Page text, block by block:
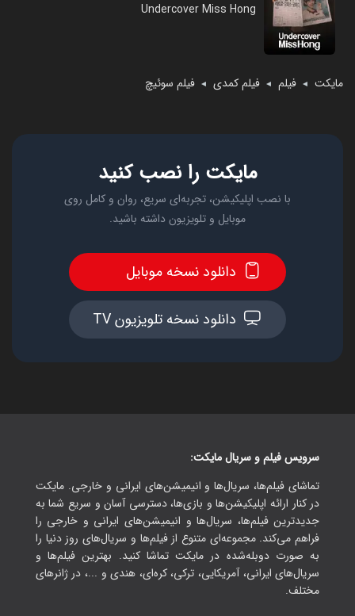
مایکت ◄ فیلم ◄ فیلم کمدی ◄ فیلم سوئیچ
Undercover Miss Hong
مایکت را نصب کنید
با نصب اپلیکیشن، تجربه‌ای سریع، روان و کامل روی
موبایل و تلویزیون داشته باشید.
دانلود نسخه موبایل
دانلود نسخه تلویزیون TV
سرویس فیلم و سریال مایکت:
تماشای فیلم‌ها، سریال‌ها و انیمیشن‌های ایرانی و خارجی. مایکت
در کنار ارائه اپلیکیشن‌ها و بازی‌ها، دسترسی آسان و سریع شما به
جدیدترین فیلم‌ها، سریال‌ها و انیمیشن‌های ایرانی و خارجی را
فراهم می‌کند. مجموعه‌ای متنوع از فیلم‌ها و سریال‌های روز دنیا را
به صورت دوبله‌شده در مایکت تماشا کنید. بهترین فیلم‌ها و
سریال‌های ایرانی، آمریکایی، ترکی، کره‌ای، هندی و ...، در ژانرهای
مختلف.